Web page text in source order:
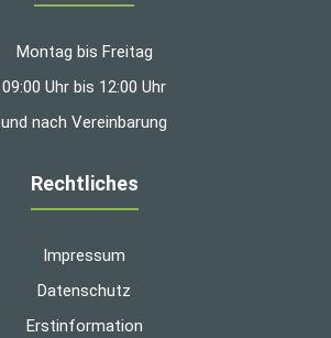
Montag bis Freitag
09:00 Uhr bis 12:00 Uhr
und nach Vereinbarung
Rechtliches
Impressum
Datenschutz
Erstinformation